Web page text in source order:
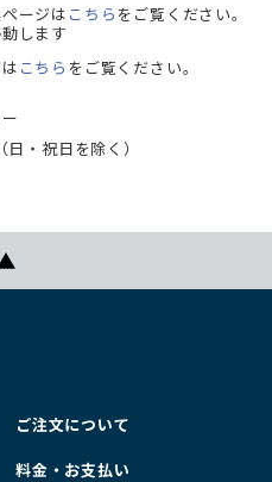
ージは こちら をご覧ください。
します
こちら をご覧ください。
・祝日を除く）
ご注文について
料金・お支払い